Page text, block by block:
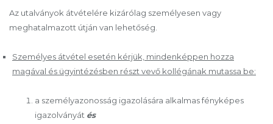
Az utalványok átvételére kizárólag személyesen vagy
meghatalmazott útján van lehetőség.
Személyes átvétel esetén kérjük, mindenképpen hozza
magával és ügyintézésben részt vevő kollégának mutassa be:
a személyazonosság igazolására alkalmas fényképes
igazolványát és